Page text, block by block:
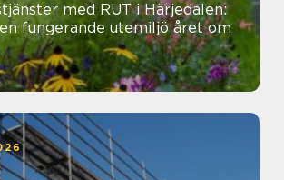
med RUT i Härjedalen:
fungerande utemiljö året om